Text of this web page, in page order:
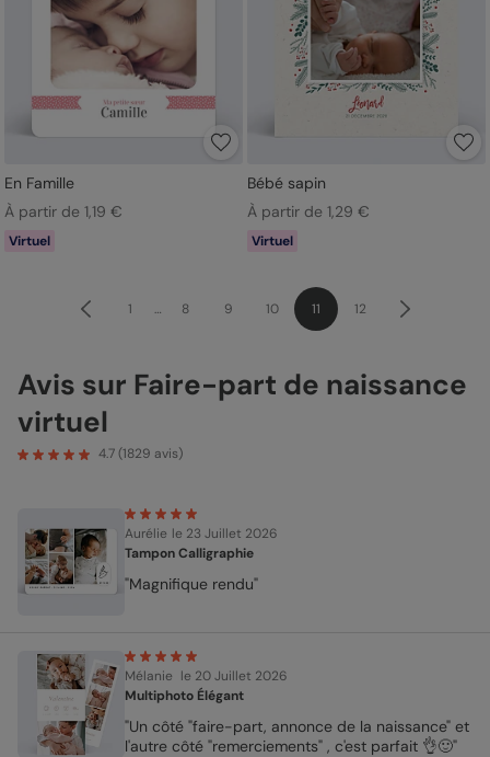
En Famille
À partir de 1,19 €
Virtuel
Bébé sapin
À partir de 1,29 €
Virtuel
1 … 8 9 10 11 12
Avis sur Faire-part de naissance
virtuel
4.7(1829 avis)
Aurélie le 23 Juillet 2026
Tampon Calligraphie
"Magnifique rendu"
Mélanie le 20 Juillet 2026
Multiphoto Élégant
"Un côté "faire-part, annonce de la naissance" et
l'autre côté "remerciements" , c'est parfait 👌🙂"